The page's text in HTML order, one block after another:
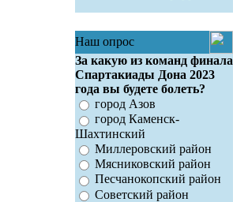
Наш опрос
За какую из команд финала
Спартакиады Дона 2023
года вы будете болеть?
город Азов
город Каменск-
Шахтинский
Миллеровский район
Мясниковский район
Песчанокопский район
Советский район